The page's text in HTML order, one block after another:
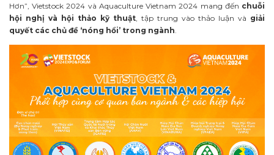
Hơn”, Vietstock 2024 và Aquaculture Vietnam 2024 mang đến chuỗi
hội nghị và hội thảo kỹ thuật, tập trung vào thảo luận và giải
quyết các chủ đề ‘nóng hổi’ trong ngành.